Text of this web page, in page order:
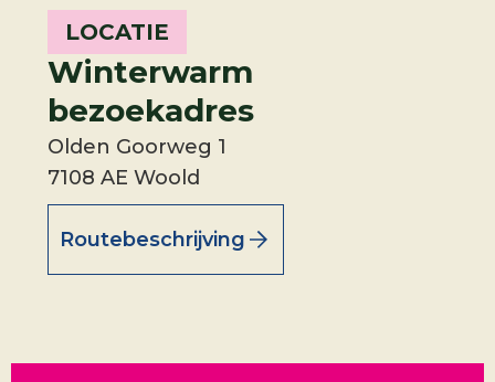
LOCATIE
Winterwarm
bezoekadres
Olden Goorweg 1
7108 AE Woold
Routebeschrijving